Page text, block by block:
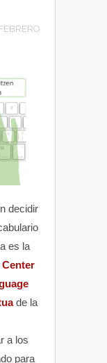
decidir
es la
Center
de la
a los
para